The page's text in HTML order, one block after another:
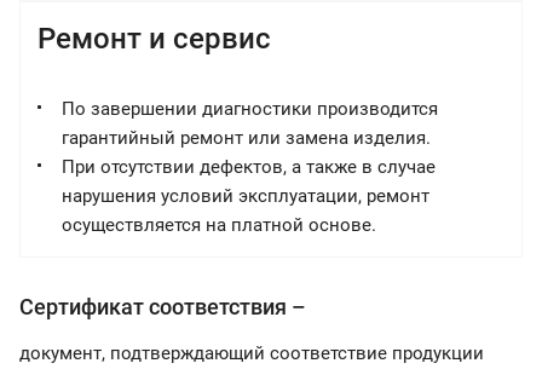
Ремонт и сервис
По завершении диагностики производится
гарантийный ремонт или замена изделия.
При отсутствии дефектов, а также в случае
нарушения условий эксплуатации, ремонт
осуществляется на платной основе.
Сертификат соответствия –
документ, подтверждающий соответствие продукции